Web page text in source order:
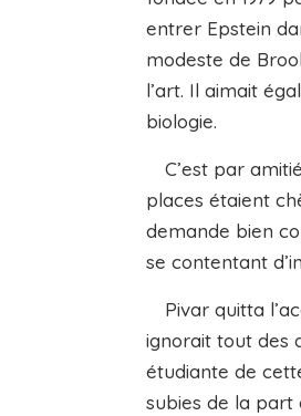
entrer Epstein
modeste de
l’art. Il aimait
biologie.
C’est par
places étaient
demande bien
se contentant
Pivar quitta
ignorait tout des
étudiante de
subies de la part